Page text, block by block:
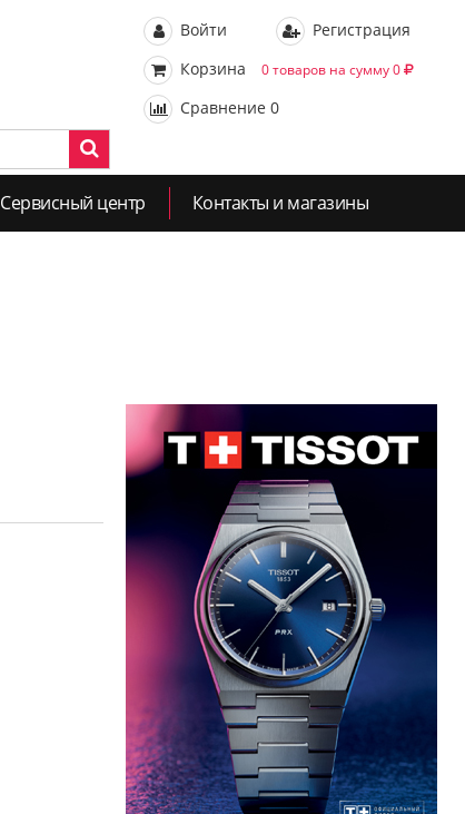
Войти
Регистрация
Корзина
0 товаров на сумму 0
Сравнение 0
Сервисный центр Контакты и магазины